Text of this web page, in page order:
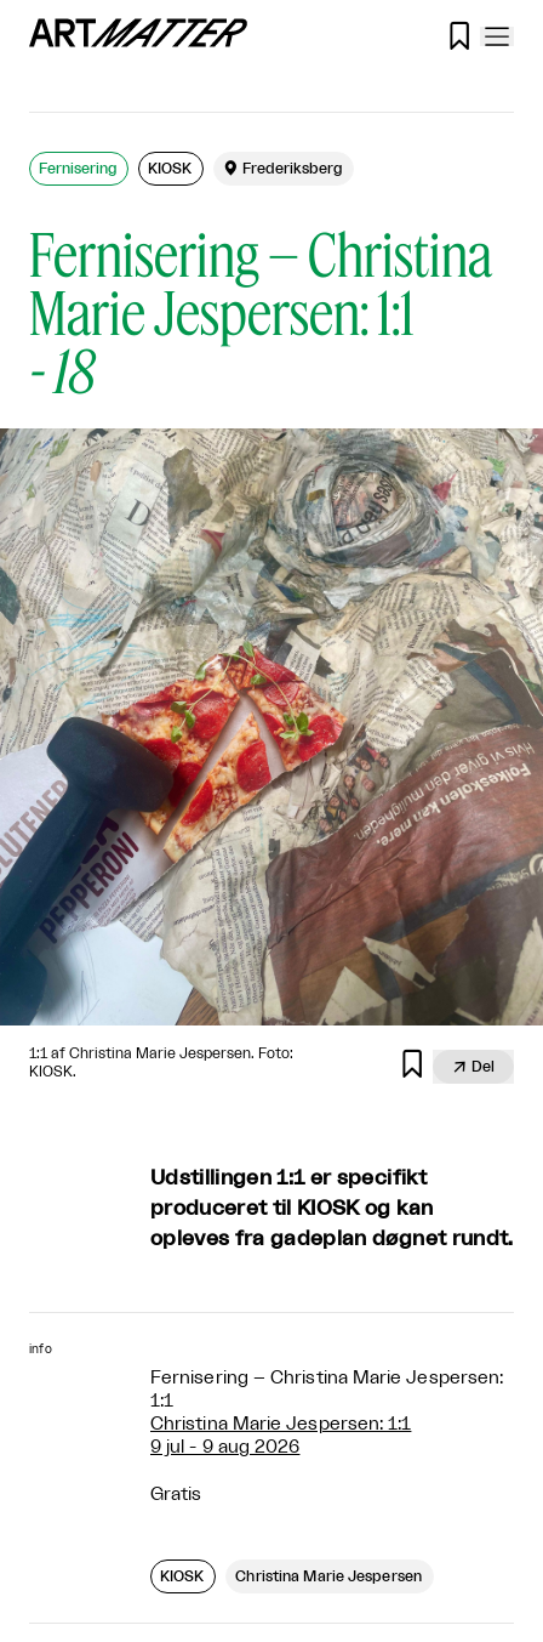

Fernisering – Christina
Marie Jespersen: 1:1
-18
Fernisering KIOSK  Frederiksberg
1:1 af Christina Marie Jespersen. Foto:
KIOSK.
  Del
Udstillingen 1:1 er specifikt
produceret til KIOSK og kan
opleves fra gadeplan døgnet rundt.
info
Fernisering – Christina Marie Jespersen:
1:1
Christina Marie Jespersen: 1:1
9 jul - 9 aug 2026
Gratis
KIOSK Christina Marie Jespersen